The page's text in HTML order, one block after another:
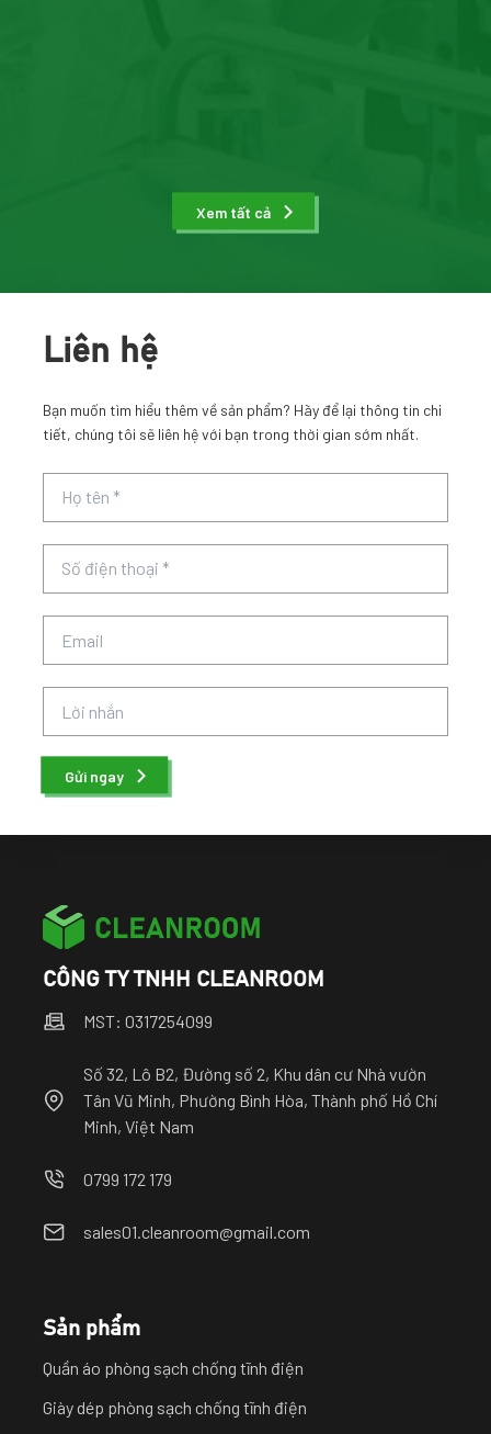
Xem tất cả
Liên hệ
Bạn muốn tìm hiểu thêm về sản phẩm? Hãy để lại thông tin chi
tiết, chúng tôi sẽ liên hệ với bạn trong thời gian sớm nhất.
Gửi ngay
CÔNG TY TNHH CLEANROOM
MST: 0317254099
Số 32, Lô B2, Đường số 2, Khu dân cư Nhà vườn
Tân Vũ Minh, Phường Bình Hòa, Thành phố Hồ Chí
Minh, Việt Nam
0799 172 179
sales01.cleanroom@gmail.com
Sản phẩm
Quần áo phòng sạch chống tĩnh điện
Giày dép phòng sạch chống tĩnh điện